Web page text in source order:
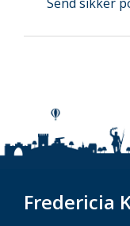
Fredericia